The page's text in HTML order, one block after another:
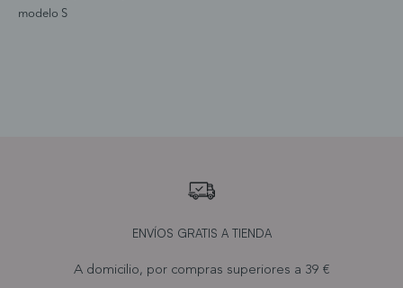
modelo S
ENVÍOS GRATIS A TIENDA
A domicilio, por compras superiores a 39 €